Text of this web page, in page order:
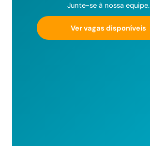
Junte-se à nossa equipe.
Ver vagas disponíveis